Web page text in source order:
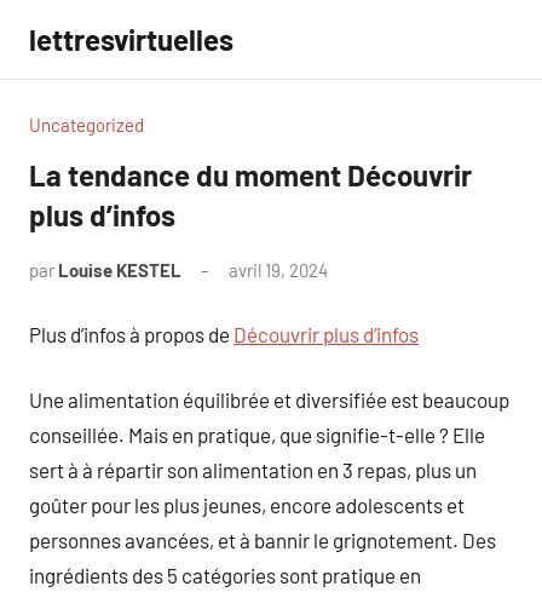
contenu
lettresvirtuelles
Uncategorized
La tendance du moment Découvrir
plus d’infos
par Louise KESTEL avril 19, 2024
Plus d’infos à propos de Découvrir plus d’infos
Une alimentation équilibrée et diversifiée est beaucoup
conseillée. Mais en pratique, que signifie-t-elle ? Elle
sert à à répartir son alimentation en 3 repas, plus un
goûter pour les plus jeunes, encore adolescents et
personnes avancées, et à bannir le grignotement. Des
ingrédients des 5 catégories sont pratique en